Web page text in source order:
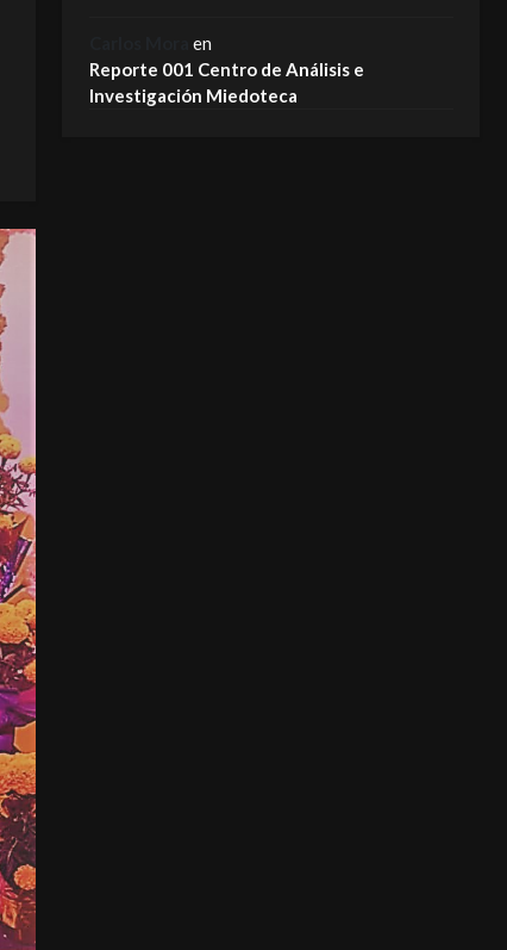
en
Reporte 001 Centro de Análisis e
Investigación Miedoteca